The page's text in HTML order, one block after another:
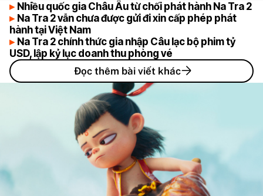
Nhiều quốc gia Châu Âu từ chối phát hành Na Tra 2
Na Tra 2 vẫn chưa được gửi đi xin cấp phép phát
hành tại Việt Nam
Na Tra 2 chính thức gia nhập Câu lạc bộ phim tỷ
USD, lập kỷ lục doanh thu phòng vé
Đọc thêm bài viết khác